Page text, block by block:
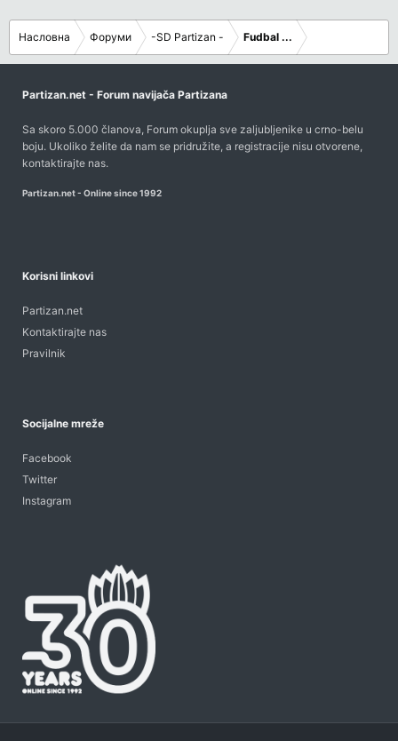
Насловна Форуми -SD Partizan - Fudbal ...
Partizan.net - Forum navijača Partizana
Sa skoro 5.000 članova, Forum okuplja sve zaljubljenike u crno-belu
boju. Ukoliko želite da nam se pridružite, a registracije nisu otvorene,
kontaktirajte nas.
Partizan.net - Online since 1992
Korisni linkovi
Partizan.net
Kontaktirajte nas
Pravilnik
Socijalne mreže
Facebook
Twitter
Instagram